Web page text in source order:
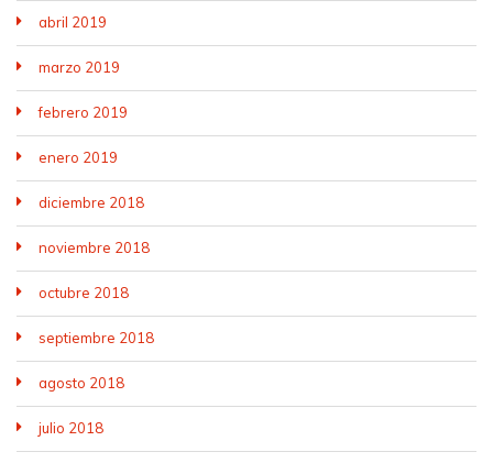
abril 2019
marzo 2019
febrero 2019
enero 2019
diciembre 2018
noviembre 2018
octubre 2018
septiembre 2018
agosto 2018
julio 2018